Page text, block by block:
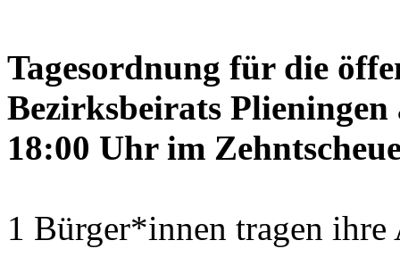
Tagesordnung für die
Bezirksbeirats
18:00 Uhr im
1 Bürger*innen tragen